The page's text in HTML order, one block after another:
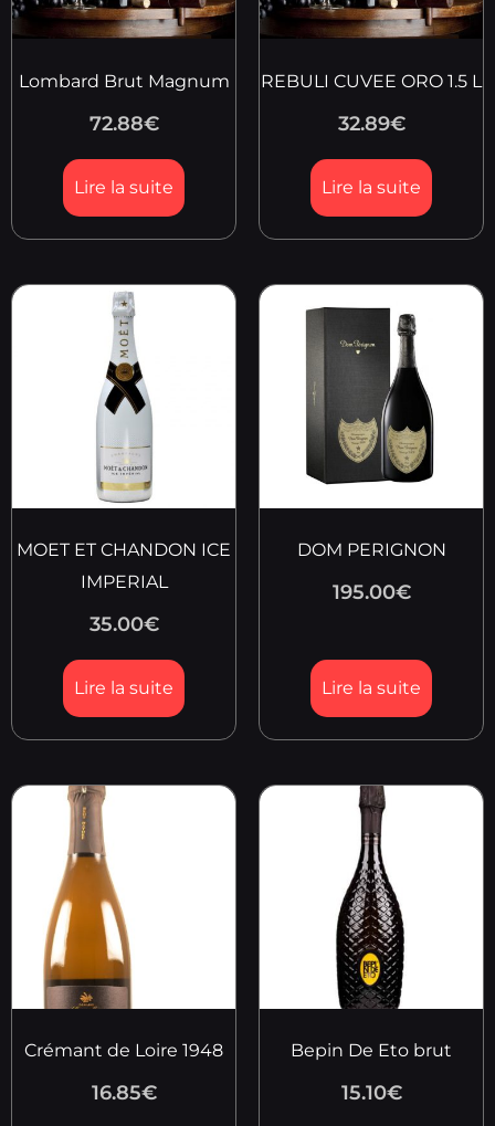
Lombard Brut Magnum
72.88€
Lire la suite
REBULI CUVEE ORO 1.5 L
32.89€
Lire la suite
MOET ET CHANDON ICE
IMPERIAL
35.00€
Lire la suite
DOM PERIGNON
195.00€
Lire la suite
Crémant de Loire 1948
16.85€
Bepin De Eto brut
15.10€